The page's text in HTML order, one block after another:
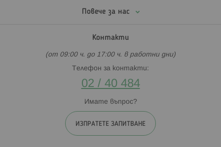
Повече за нас
Контакти
(от 09:00 ч. до 17:00 ч. в работни дни)
Телефон за контакти:
02 / 40 484
Имате въпрос?
ИЗПРАТЕТЕ ЗАПИТВАНЕ